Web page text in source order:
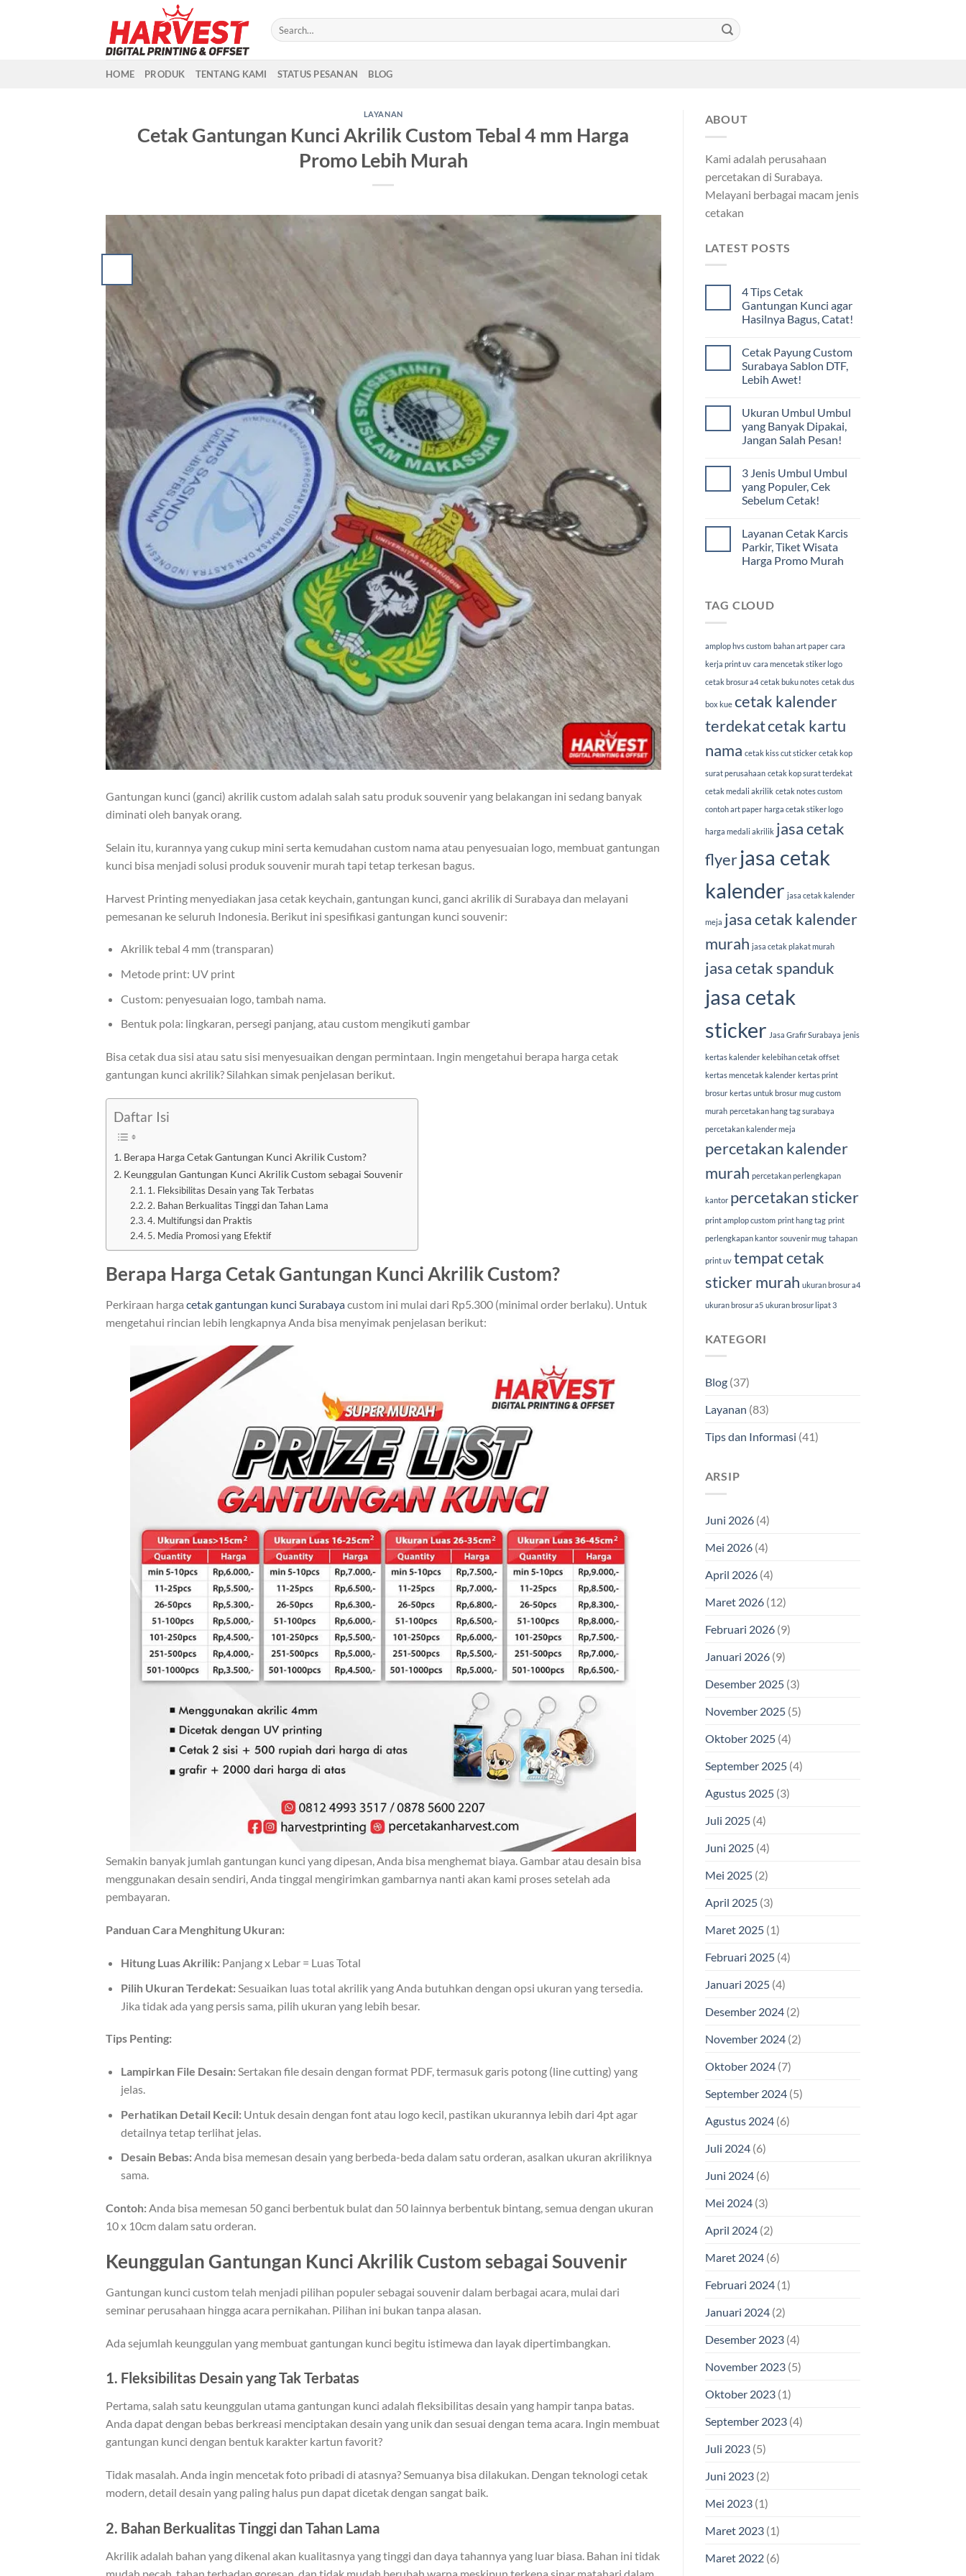
HOME PRODUK TENTANG KAMI STATUS PESANAN BLOG
LAYANAN
Cetak Gantungan Kunci Akrilik Custom Tebal 4 mm Harga
Promo Lebih Murah
Gantungan kunci (ganci) akrilik custom adalah salah satu produk souvenir yang belakangan ini sedang banyak
diminati oleh banyak orang.
Selain itu, kurannya yang cukup mini serta kemudahan custom nama atau penyesuaian logo, membuat gantungan
kunci bisa menjadi solusi produk souvenir murah tapi tetap terkesan bagus.
Harvest Printing menyediakan jasa cetak keychain, gantungan kunci, ganci akrilik di Surabaya dan melayani
pemesanan ke seluruh Indonesia. Berikut ini spesifikasi gantungan kunci souvenir:
Akrilik tebal 4 mm (transparan)
Metode print: UV print
Custom: penyesuaian logo, tambah nama.
Bentuk pola: lingkaran, persegi panjang, atau custom mengikuti gambar
Bisa cetak dua sisi atau satu sisi menyesuaikan dengan permintaan. Ingin mengetahui berapa harga cetak
gantungan kunci akrilik? Silahkan simak penjelasan berikut.
Daftar Isi
Berapa Harga Cetak Gantungan Kunci Akrilik Custom?
Keunggulan Gantungan Kunci Akrilik Custom sebagai Souvenir
1. Fleksibilitas Desain yang Tak Terbatas
2. Bahan Berkualitas Tinggi dan Tahan Lama
4. Multifungsi dan Praktis
5. Media Promosi yang Efektif
Berapa Harga Cetak Gantungan Kunci Akrilik Custom?
Perkiraan harga cetak gantungan kunci Surabayacustom ini mulai dari Rp5.300 (minimal order berlaku). Untuk
mengetahui rincian lebih lengkapnya Anda bisa menyimak penjelasan berikut:
Semakin banyak jumlah gantungan kunci yang dipesan, Anda bisa menghemat biaya. Gambar atau desain bisa
menggunakan desain sendiri, Anda tinggal mengirimkan gambarnya nanti akan kami proses setelah ada
pembayaran.
Panduan Cara Menghitung Ukuran:
Hitung Luas Akrilik:Panjang x Lebar = Luas Total
Pilih Ukuran Terdekat:Sesuaikan luas total akrilik yang Anda butuhkan dengan opsi ukuran yang tersedia.
Jika tidak ada yang persis sama, pilih ukuran yang lebih besar.
Tips Penting:
Lampirkan File Desain:Sertakan file desain dengan format PDF, termasuk garis potong (line cutting) yang
jelas.
Perhatikan Detail Kecil:Untuk desain dengan font atau logo kecil, pastikan ukurannya lebih dari 4pt agar
detailnya tetap terlihat jelas.
Desain Bebas:Anda bisa memesan desain yang berbeda-beda dalam satu orderan, asalkan ukuran akriliknya
sama.
Contoh:Anda bisa memesan 50 ganci berbentuk bulat dan 50 lainnya berbentuk bintang, semua dengan ukuran
10 x 10cm dalam satu orderan.
Keunggulan Gantungan Kunci Akrilik Custom sebagai Souvenir
Gantungan kunci custom telah menjadi pilihan populer sebagai souvenir dalam berbagai acara, mulai dari
seminar perusahaan hingga acara pernikahan. Pilihan ini bukan tanpa alasan.
Ada sejumlah keunggulan yang membuat gantungan kunci begitu istimewa dan layak dipertimbangkan.
1. Fleksibilitas Desain yang Tak Terbatas
Pertama, salah satu keunggulan utama gantungan kunci adalah fleksibilitas desain yang hampir tanpa batas.
Anda dapat dengan bebas berkreasi menciptakan desain yang unik dan sesuai dengan tema acara. Ingin membuat
gantungan kunci dengan bentuk karakter kartun favorit?
Tidak masalah. Anda ingin mencetak foto pribadi di atasnya? Semuanya bisa dilakukan. Dengan teknologi cetak
modern, detail desain yang paling halus pun dapat dicetak dengan sangat baik.
2. Bahan Berkualitas Tinggi dan Tahan Lama
Akrilik adalah bahan yang dikenal akan kualitasnya yang tinggi dan daya tahannya yang luar biasa. Bahan ini tidak
ABOUT
Kami adalah perusahaan
percetakan di Surabaya.
Melayani berbagai macam jenis
cetakan
LATEST POSTS
4 Tips Cetak
Gantungan Kunci agar
Hasilnya Bagus, Catat!
Cetak Payung Custom
Surabaya Sablon DTF,
Lebih Awet!
Ukuran Umbul Umbul
yang Banyak Dipakai,
Jangan Salah Pesan!
3 Jenis Umbul Umbul
yang Populer, Cek
Sebelum Cetak!
Layanan Cetak Karcis
Parkir, Tiket Wisata
Harga Promo Murah
TAG CLOUD
amplop hvs custom bahan art paper cara
kerja print uv cara mencetak stiker logo
cetak brosur a4 cetak buku notes cetak dus
box kue cetak kalender
terdekatcetak kartu
nama cetak kiss cut sticker cetak kop
surat perusahaan cetak kop surat terdekat
cetak medali akrilik cetak notes custom
contoh art paper harga cetak stiker logo
harga medali akrilik jasa cetak
flyer jasa cetak
kalender jasa cetak kalender
meja jasa cetak kalender
murah jasa cetak plakat murah
jasa cetak spanduk
jasa cetak
sticker Jasa Grafir Surabaya jenis
kertas kalender kelebihan cetak offset
kertas mencetak kalender kertas print
brosur kertas untuk brosur mug custom
murah percetakan hang tag surabaya
percetakan kalender meja
percetakan kalender
murah percetakan perlengkapan
kantor percetakan sticker
print amplop custom print hang tag print
perlengkapan kantor souvenir mug tahapan
print uv tempat cetak
sticker murah ukuran brosur a4
ukuran brosur a5 ukuran brosur lipat 3
KATEGORI
Blog(37)
Layanan (83)
Tips dan Informasi (41)
ARSIP
Juni 2026(4)
Mei 2026(4)
April 2026(4)
Maret 2026(12)
Februari 2026(9)
Januari 2026(9)
Desember 2025(3)
November 2025(5)
Oktober 2025(4)
September 2025(4)
Agustus 2025(3)
Juli 2025(4)
Juni 2025(4)
Mei 2025(2)
April 2025(3)
Maret 2025(1)
Februari 2025(4)
Januari 2025(4)
Desember 2024(2)
November 2024(2)
Oktober 2024(7)
September 2024(5)
Agustus 2024(6)
Juli 2024(6)
Juni 2024(6)
Mei 2024(3)
April 2024(2)
Maret 2024(6)
Februari 2024(1)
Januari 2024(2)
Desember 2023(4)
November 2023(5)
Oktober 2023(1)
September 2023(4)
Juli 2023(5)
Juni 2023(2)
Mei 2023(1)
Maret 2023(1)
Maret 2022(6)